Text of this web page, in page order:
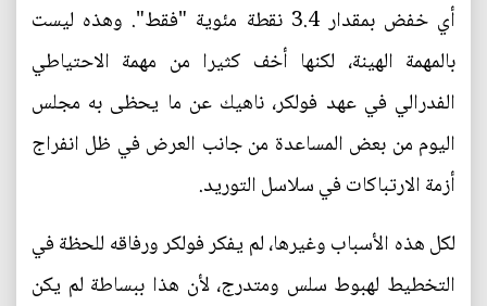
أي خفض بمقدار 3.4 نقطة مئوية "فقط". وهذه ليست
بالمهمة الهينة، لكنها أخف كثيرا من مهمة الاحتياطي
الفدرالي في عهد فولكر، ناهيك عن ما يحظى به مجلس
اليوم من بعض المساعدة من جانب العرض في ظل انفراج
أزمة الارتباكات في سلاسل التوريد.
لكل هذه الأسباب وغيرها، لم يفكر فولكر ورفاقه للحظة في
التخطيط لهبوط سلس ومتدرج، لأن هذا ببساطة لم يكن